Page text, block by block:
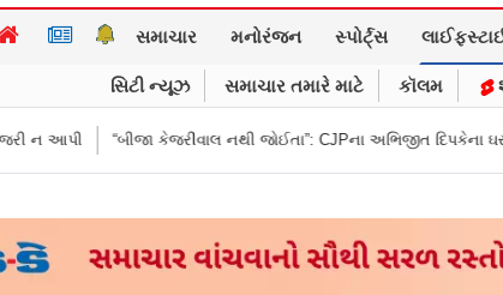
સમાચાર મનોરંજન સ્પોર્ટ્સ
સિટી ન્યૂઝ સમાચાર તમારે માટે કૉલમ
“બીજા કેજરીવાલ નથી જોઈતા”: CJPના અભિજીત દિપકેના ઘરની બહાર શરૂ